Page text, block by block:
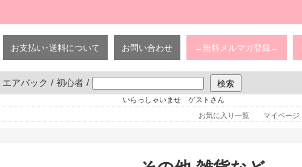
お支払い･送料について お問い合わせ →無料メルマガ登録←
エアバック / 初心者 /
いらっしゃいませ ゲストさん
お気に入り一覧
マイページ